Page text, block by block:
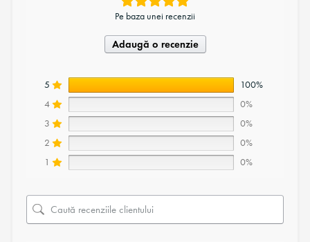
Pe baza unei recenzii
Adaugă o recenzie
5
100%
4
0%
3
0%
2
0%
1
0%